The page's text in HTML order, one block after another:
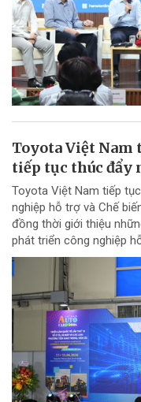
Toyota Việt Nam
tiếp tục thúc đẩy
Toyota Việt Nam tiếp
nghiệp hỗ trợ và Chế
đồng thời giới thiệu
phát triển công nghiệp